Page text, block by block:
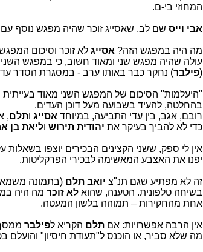
המחוזי בי-ם.
אבי וייס שם לב, שאסייג זוכר שהיה מפגש נוסף עם
מה היה במפגש הזה? אסייג לא זוכר וסיכום
עולה שהיה מפגש שני ומאוד חשוב, כי במפגש השני
(פילבר) נחקר כבר באותו ערב - במסגרת הסדר עד
"היעלמות" הסיכום של המפגש השני מאוד בעייתית
בהחלטה, להעיד בשבועה מעל דוכן העדים.
רובם, אגב, בין עדי התביעה, במיוחד אסייג ותלם,
כדי לא להביך בעיקר את יהודית תירוש וליאת בן
אין לי ספק, ששני הקצינים הבכירים יוצפו בשאלות
יפנו את האצבע המאשימה לבכירי הפרקליטות.
זה לא מפתיע שגם תנ"צ יואב תלם(בתמונה
בשיחה טלפונית. הטענה, שהואלא זוכר מה היה
אחת מהחקירות – תמוהה בלשון המעטה.
אין הרבה אפשרויות: אםתלם הקריא לפילבר
מה שלא סביר, או הוכנס ל"תעודת חיסיון" והועלם